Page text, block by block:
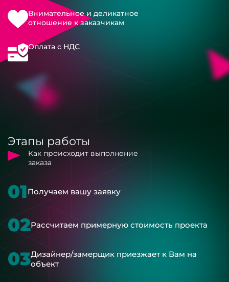
Внимательное и деликатное
отношение к заказчикам
Оплата с НДС
Этапы работы
Как происходит выполнение
заказа
01Получаем вашу заявку
02Рассчитаем примерную стоимость проекта
03Дизайнер/замерщик приезжает к Вам на
объект